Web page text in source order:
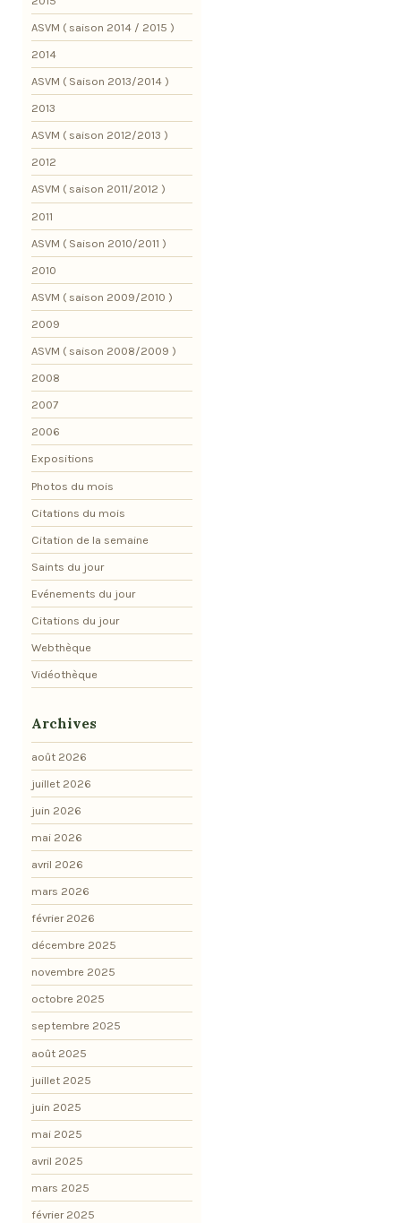
ASVM ( saison 2014 / 2015 )
2014
ASVM ( Saison 2013/2014 )
2013
ASVM ( saison 2012/2013 )
2012
ASVM ( saison 2011/2012 )
2011
ASVM ( Saison 2010/2011 )
2010
ASVM ( saison 2009/2010 )
2009
ASVM ( saison 2008/2009 )
2008
2007
2006
Expositions
Photos du mois
Citations du mois
Citation de la semaine
Saints du jour
Evénements du jour
Citations du jour
Webthèque
Vidéothèque
Archives
août 2026
juillet 2026
juin 2026
mai 2026
avril 2026
mars 2026
février 2026
décembre 2025
novembre 2025
octobre 2025
septembre 2025
août 2025
juillet 2025
juin 2025
mai 2025
avril 2025
mars 2025
février 2025